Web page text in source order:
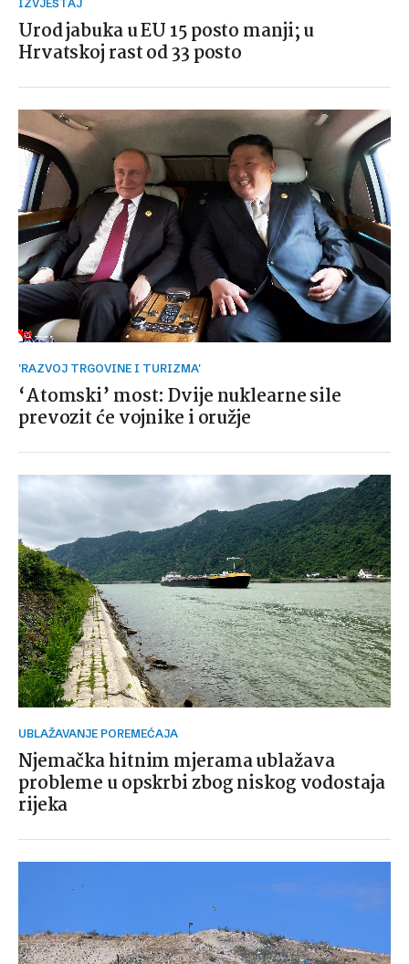
IZVJEŠTAJ
Urod jabuka u EU 15 posto manji; u
Hrvatskoj rast od 33 posto
'RAZVOJ TRGOVINE I TURIZMA'
‘Atomski’ most: Dvije nuklearne sile
prevozit će vojnike i oružje
UBLAŽAVANJE POREMEĆAJA
Njemačka hitnim mjerama ublažava
probleme u opskrbi zbog niskog vodostaja
rijeka